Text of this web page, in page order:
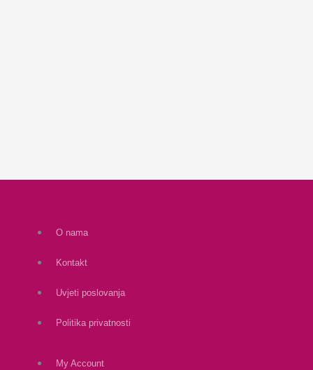
O nama
Kontakt
Uvjeti poslovanja
Politika privatnosti
My Account